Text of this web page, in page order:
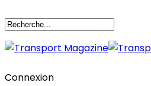
Connexion